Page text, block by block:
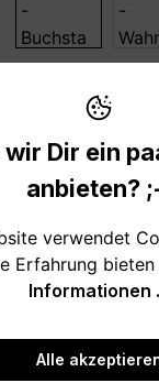
Versandkosten
1-3 Tage
lila
Dir ein
anbieten?
verwendet
Erfahrung bieten
Informationen
Alle